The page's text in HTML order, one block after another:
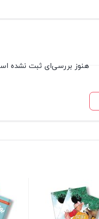
هنوز بررسی‌ای ثبت نشده